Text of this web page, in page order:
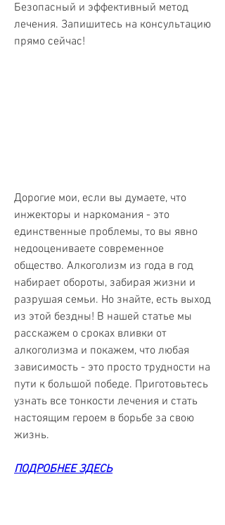
Безопасный и эффективный метод
лечения. Запишитесь на консультацию
прямо сейчас!
Дорогие мои, если вы думаете, что
инжекторы и наркомания - это
единственные проблемы, то вы явно
недооцениваете современное
общество. Алкоголизм из года в год
набирает обороты, забирая жизни и
разрушая семьи. Но знайте, есть выход
из этой бездны! В нашей статье мы
расскажем о сроках вливки от
алкоголизма и покажем, что любая
зависимость - это просто трудности на
пути к большой победе. Приготовьтесь
узнать все тонкости лечения и стать
настоящим героем в борьбе за свою
жизнь.
ПОДРОБНЕЕ ЗДЕСЬ